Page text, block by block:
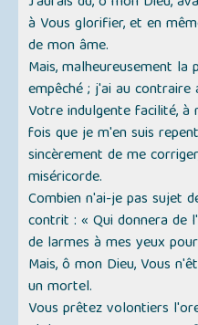
à Vous glorifier, et en
de mon âme.
Mais, malheureusement
empêché ; j'ai au contraire
Votre indulgente facilité,
fois que je m'en suis
sincèrement de me
miséricorde.
Combien n'ai-je pas sujet
contrit : « Qui donnera
de larmes à mes yeux
Mais, ô mon Dieu, Vous
un mortel.
Vous prêtez volontiers